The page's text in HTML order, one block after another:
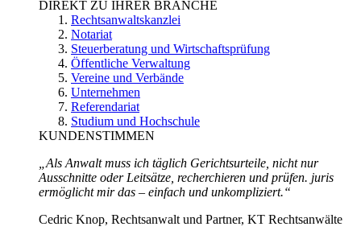
DIREKT ZU IHRER BRANCHE
Rechtsanwaltskanzlei
Notariat
Steuerberatung und Wirtschaftsprüfung
Öffentliche Verwaltung
Vereine und Verbände
Unternehmen
Referendariat
Studium und Hochschule
KUNDENSTIMMEN
„Als Anwalt muss ich täglich Gerichtsurteile, nicht nur
Ausschnitte oder Leitsätze, recherchieren und prüfen. juris
ermöglicht mir das – einfach und unkompliziert.“
Cedric Knop, Rechtsanwalt und Partner, KT Rechtsanwälte